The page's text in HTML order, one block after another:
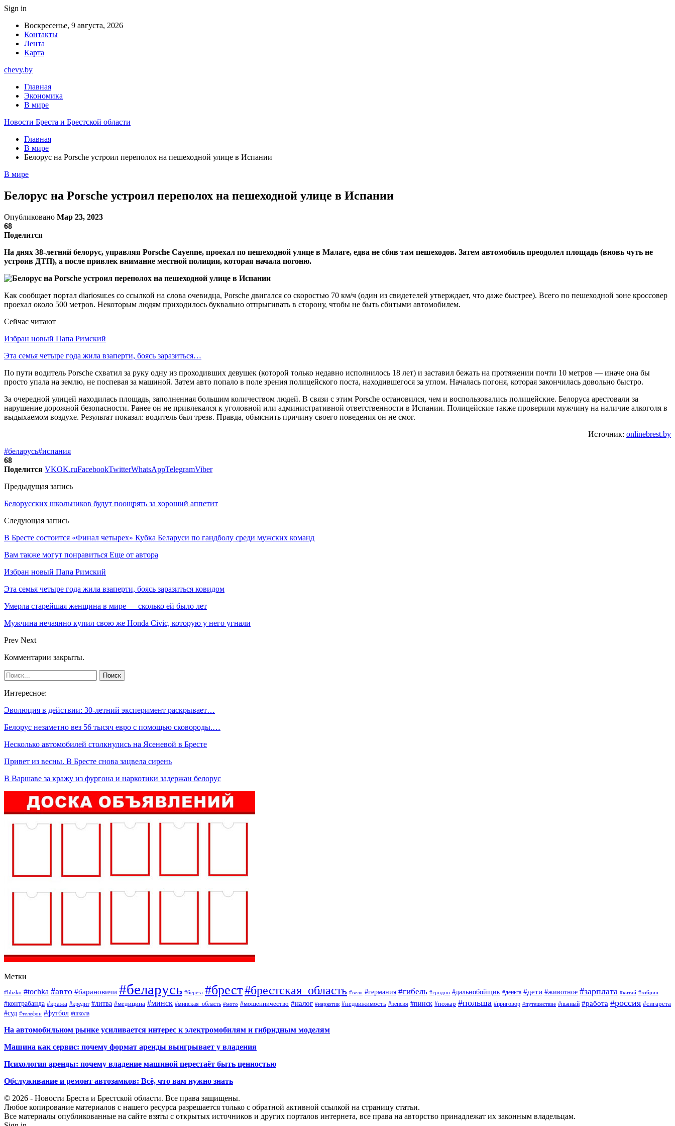
Sign in
Воскресенье, 9 августа, 2026
Контакты
Лента
Карта
chevy.by
Главная
Экономика
В мире
Новости Бреста и Брестской области
Главная
В мире
Белорус на Porsche устроил переполох на пешеходной улице в Испании
В мире
Белорус на Porsche устроил переполох на пешеходной улице в Испании
Опубликовано Мар 23, 2023
68
Поделится
На днях 38-летний белорус, управляя Porsche Cayenne, проехал по пешеходной улице в Малаге, едва не сбив там пешеходов. Затем автомобиль преодолел площадь (вновь чуть не
устроив ДТП), а после привлек внимание местной полиции, которая начала погоню.
Как сообщает портал diariosur.es со ссылкой на слова очевидца, Porsche двигался со скоростью 70 км/ч (один из свидетелей утверждает, что даже быстрее). Всего по пешеходной зоне кроссовер
проехал около 500 метров. Некоторым людям приходилось буквально отпрыгивать в сторону, чтобы не быть сбитыми автомобилем.
Сейчас читают
Избран новый Папа Римский
Эта семья четыре года жила взаперти, боясь заразиться…
По пути водитель Porsche схватил за руку одну из проходивших девушек (которой только недавно исполнилось 18 лет) и заставил бежать на протяжении почти 10 метров — иначе она бы
просто упала на землю, не поспевая за машиной. Затем авто попало в поле зрения полицейского поста, находившегося за углом. Началась погоня, которая закончилась довольно быстро.
За очередной улицей находилась площадь, заполненная большим количеством людей. В связи с этим Porsche остановился, чем и воспользовались полицейские. Белоруса арестовали за
нарушение дорожной безопасности. Ранее он не привлекался к уголовной или административной ответственности в Испании. Полицейские также проверили мужчину на наличие алкоголя в
выдыхаемом воздухе. Результат показал: водитель был трезв. Правда, объяснить причину своего поведения он не смог.
Источник: onlinebrest.by
#беларусь#испания
68
Поделится VKOK.ruFacebookTwitterWhatsAppTelegramViber
Предыдущая запись
Белорусских школьников будут поощрять за хороший аппетит
Следующая запись
В Бресте состоится «Финал четырех» Кубка Беларуси по гандболу среди мужских команд
Вам также могут понравиться Еще от автора
Избран новый Папа Римский
Эта семья четыре года жила взаперти, боясь заразиться ковидом
Умерла старейшая женщина в мире — сколько ей было лет
Мужчина нечаянно купил свою же Honda Civic, которую у него угнали
Prev Next
Комментарии закрыты.
Интересное:
Эволюция в действии: 30-летний эксперимент раскрывает…
Белорус незаметно вез 56 тысяч евро с помощью сковороды.…
Несколько автомобилей столкнулись на Ясеневой в Бресте
Привет из весны. В Бресте снова зацвела сирень
В Варшаве за кражу из фургона и наркотики задержан белорус
Метки
#blizko #tochka #авто #барановичи #беларусь #берёза #брест#брестская_область #вело #германия #гибель #гродно #дальнобойщик #деньга #дети #животное #зарплата #китай #кобрин
#контрабанда #кража #кредит #литва #медицина #минск #минская_область #мото #мошенничество #налог #наркотик #недвижимость #пенсия #пинск #пожар #польша #приговор #путешествие #пьяный #работа #россия #сигарета
#суд #телефон #футбол #школа
На автомобильном рынке усиливается интерес к электромобилям и гибридным моделям
Машина как сервис: почему формат аренды выигрывает у владения
Психология аренды: почему владение машиной перестаёт быть ценностью
Обслуживание и ремонт автозамков: Всё, что вам нужно знать
© 2026 - Новости Бреста и Брестской области. Все права защищены.
Любое копирование материалов с нашего ресурса разрешается только с обратной активной ссылкой на страницу статьи.
Все материалы опубликованные на сайте взяты с открытых источников и других порталов интернета, все права на авторство принадлежат их законным владельцам.